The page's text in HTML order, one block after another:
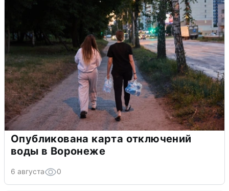
Опубликована карта отключений
воды в Воронеже
6 августа 0